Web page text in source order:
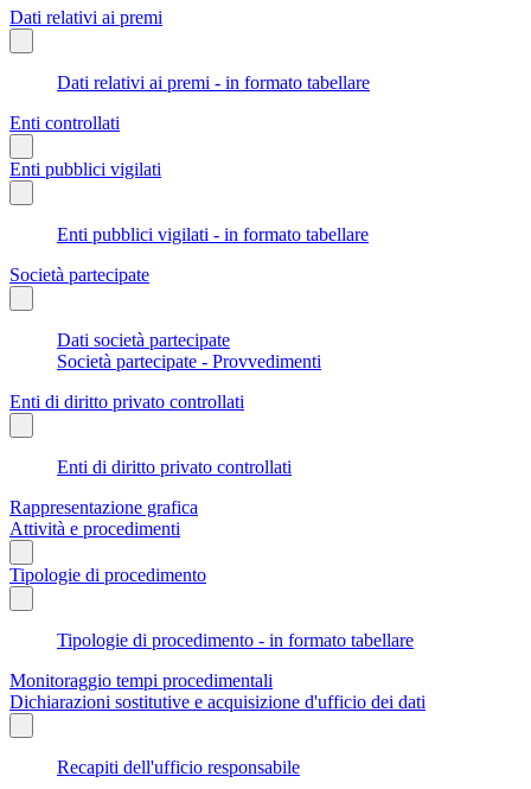
Dati relativi ai premi
Dati relativi ai premi - in formato tabellare
Enti controllati
Enti pubblici vigilati
Enti pubblici vigilati - in formato tabellare
Società partecipate
Dati società partecipate
Società partecipate - Provvedimenti
Enti di diritto privato controllati
Enti di diritto privato controllati
Rappresentazione grafica
Attività e procedimenti
Tipologie di procedimento
Tipologie di procedimento - in formato tabellare
Monitoraggio tempi procedimentali
Dichiarazioni sostitutive e acquisizione d'ufficio dei dati
Recapiti dell'ufficio responsabile